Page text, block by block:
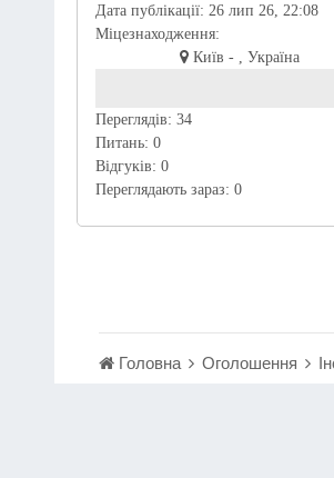
Дата публікації: 26 лип 26, 22:08
Міцезнаходження:
Київ - , Україна
Переглядів: 34
Питань: 0
Відгуків: 0
Переглядають зараз: 0
Головна Оголошення